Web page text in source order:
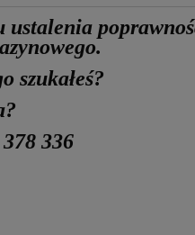
ustalenia
szukałeś?
336